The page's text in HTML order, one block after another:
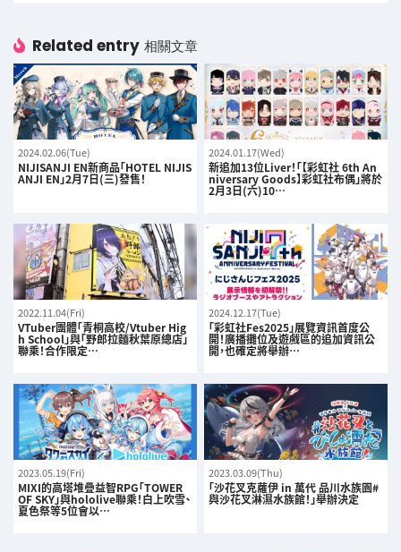
Related entry 相關文章
2024.02.06(Tue)
NIJISANJI EN新商品「HOTEL NIJIS
ANJI EN」2月7日(三)發售！
2024.01.17(Wed)
新追加13位Liver！「【彩虹社 6th An
niversary Goods】彩虹社布偶」將於
2月3日(六)10…
2022.11.04(Fri)
VTuber團體「青桐高校/Vtuber Hig
h School」與「野郎拉麵秋葉原總店」
聯乘！合作限定…
2024.12.17(Tue)
「彩虹社Fes2025」展覽資訊首度公
開！廣播攤位及遊戲區的追加資訊公
開，也確定將舉辦…
2023.05.19(Fri)
MIXI的高塔堆疊益智RPG「TOWER
OF SKY」與hololive聯乘！白上吹雪、
夏色祭等5位會以…
2023.03.09(Thu)
「沙花叉克蘿伊 in 萬代 品川水族園#
與沙花叉淋濕水族館！」舉辦決定